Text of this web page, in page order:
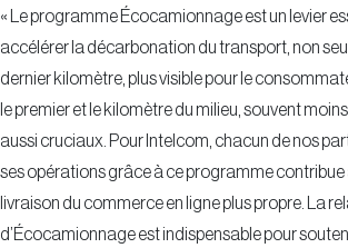
« Le programme Écocamionnage est un levier
accélérer la décarbonation du transport, non
dernier kilomètre, plus visible pour le
le premier et le kilomètre du milieu, souvent
aussi cruciaux. Pour Intelcom, chacun de nos
ses opérations grâce à ce programme contribue
livraison du commerce en ligne plus propre. La
d’Écocamionnage est indispensable pour